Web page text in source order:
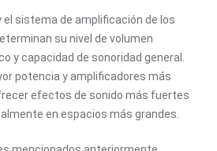
el sistema de amplificación de los
su nivel de volumen
y capacidad de sonoridad general.
potencia y amplificadores más
efectos de sonido más fuertes
en espacios más grandes.